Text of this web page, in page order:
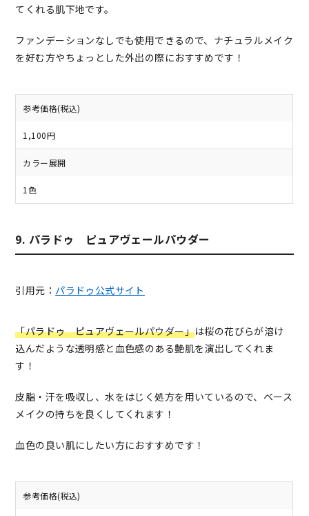
てくれる肌下地です。
ファンデーションなしでも使用できるので、ナチュラルメイク
を好む方やちょっとした外出の際におすすめです！
参考価格(税込)
1,100円
カラー展開
1色
9. パラドゥ ピュアヴェールパウダー
引用元： パラドゥ公式サイト
「パラドゥ ピュアヴェールパウダー」は桜の花びらが溶け
込んだような透明感と血色感のある艶肌を演出してくれま
す！
皮脂・汗を吸収し、水をはじく処方を用いているので、ベース
メイクの持ちを良くしてくれます！
血色の良い肌にしたい方におすすめです！
参考価格(税込)